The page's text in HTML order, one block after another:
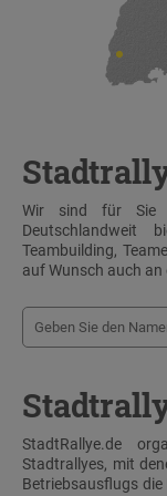
Wir sind für Sie
Deutschlandweit
Teambuilding,
auf Wunsch auch an
StadtRallye.de
Stadtrallyes, mit
Betriebsausflugs